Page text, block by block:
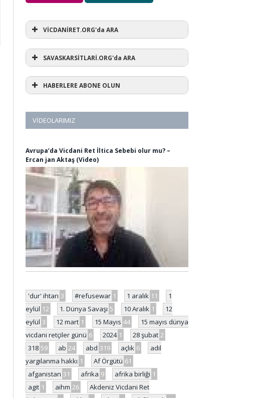
VİCDANİRET.ORG'da ARA
SAVASKARSİTLARİ.ORG'da ARA
HABERLERE ABONE OLUN
VIDEOLARIMIZ
Avrupa’da Vicdani Ret İltica Sebebi olur mu? –
Ercan jan Aktaş (Video)
'dur' ihtarı 3 #refusewar 1 1 aralık 11
1
eylül 12 1. Dünya Savaşı 5 10 Aralık 1
12
eylül 3 12 mart 1 15 Mayıs 44
15 mayıs dünya
vicdani retçiler günü 6 2024 1 28 şubat 2
318 59 ab 24 abd 319 açlık 6
adil
yargılanma hakkı 1 Af Örgütü 61
afganistan 31 afrika 9 afrika birliği 1
agit 1 aihm 26
Akdeniz Vicdani Ret